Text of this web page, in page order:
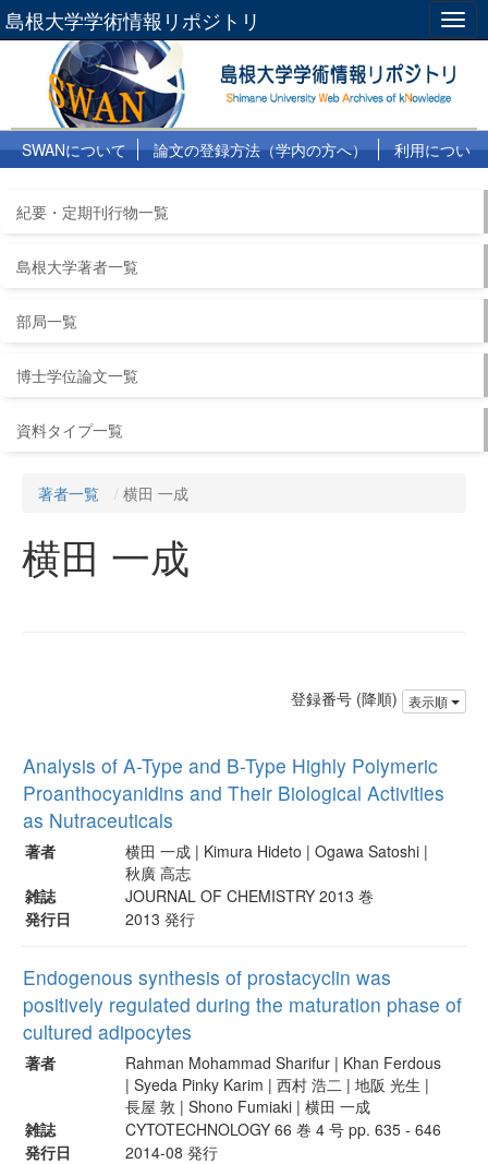
島根大学学術情報リポジトリ
SWANについて 論文の登録方法（学内の方へ）
利用につい
紀要・定期刊行物一覧
島根大学著者一覧
部局一覧
博士学位論文一覧
資料タイプ一覧
著者一覧 横田 一成
横田 一成
登録番号 (降順) 表示順
Analysis of A-Type and B-Type Highly Polymeric
Proanthocyanidins and Their Biological Activities
as Nutraceuticals
著者
横田 一成 | Kimura Hideto | Ogawa Satoshi |
秋廣 高志
雑誌
JOURNAL OF CHEMISTRY 2013 巻
発行日
2013 発行
Endogenous synthesis of prostacyclin was
positively regulated during the maturation phase of
cultured adipocytes
著者
Rahman Mohammad Sharifur | Khan Ferdous
| Syeda Pinky Karim | 西村 浩二 | 地阪 光生 |
長屋 敦 | Shono Fumiaki | 横田 一成
雑誌
CYTOTECHNOLOGY 66 巻 4 号 pp. 635 - 646
発行日
2014-08 発行